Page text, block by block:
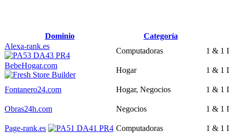
Dominio
Categoría
Alexa-rank.es
Computadoras
1 & 1
BebeHogar.com
Hogar 1 & 1
Fontanero24.com Hogar, Negocios 1 & 1
Obras24h.com Negocios 1 & 1
Page-rank.es Computadoras 1 & 1